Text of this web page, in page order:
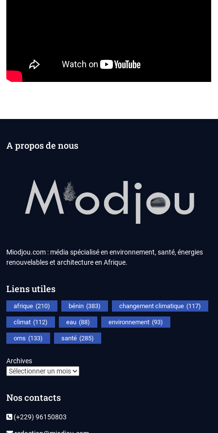
A propos de nous
Miodjou.com : média spécialisé en environnement, santé, énergies
renouvelables et architecture en Afrique.
Liens utiles
afrique (210) bénin (383) changement climatique (117)
climat (112) eau (88) environnement (93)
oms (133) santé (285)
Archives
Nos contacts
(+229) 96150803